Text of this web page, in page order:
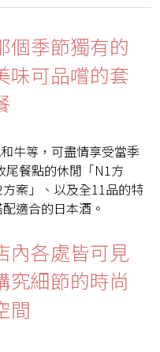
個季節獨有的
味可品嚐的套
牛等，可盡情享受當季
尾餐點的休閒「N1方
案」、以及全11品的特
適合的日本酒。
內各處皆可見
究細節的時尚
間